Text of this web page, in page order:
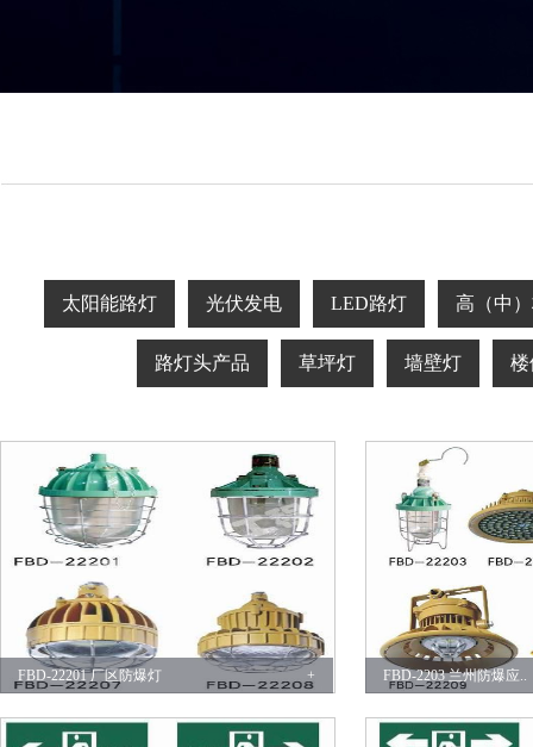
太阳能路灯 光伏发电 LED路灯 高（中
路灯头产品 草坪灯 墙壁灯 楼
+
FBD-22201 厂区防爆灯 FBD-2203 兰州防爆应..